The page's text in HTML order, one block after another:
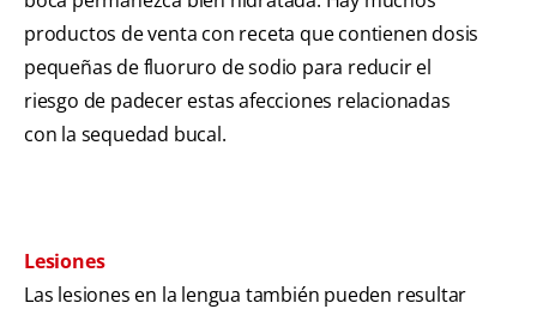
productos de venta con receta que contienen dosis
pequeñas de fluoruro de sodio para reducir el
riesgo de padecer estas afecciones relacionadas
con la sequedad bucal.
Lesiones
Las lesiones en la lengua también pueden resultar